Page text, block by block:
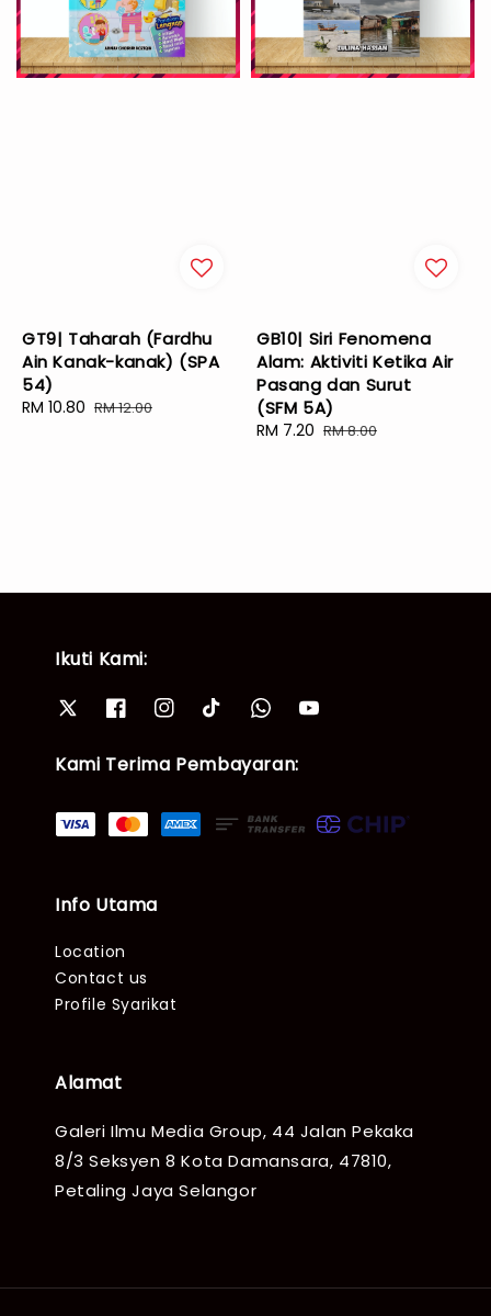
GT9| Taharah (Fardhu
Ain Kanak-kanak) (SPA
54)
Sale
RM 10.80 Regular
RM 12.00
GB10| Siri Fenomena
Alam: Aktiviti Ketika Air
Pasang dan Surut
(SFM 5A)
Sale
RM 7.20 Regular
RM 8.00
Ikuti Kami:
Kami Terima Pembayaran:
Info Utama
Location
Contact us
Profile Syarikat
Alamat
Galeri Ilmu Media Group, 44 Jalan Pekaka
8/3 Seksyen 8 Kota Damansara, 47810,
Petaling Jaya Selangor